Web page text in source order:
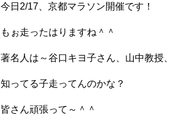
今日2/17、京都マラソン開催です！
もぉ走ったはりますね＾＾
著名人は～谷口キヨ子さん、山中教授
知ってる子走ってんのかな？
皆さん頑張って～＾＾